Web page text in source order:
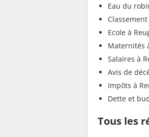
Eau du
Ecole à
Maternités
Salaires à
Avis de
Impôts
Dette et
Tous les